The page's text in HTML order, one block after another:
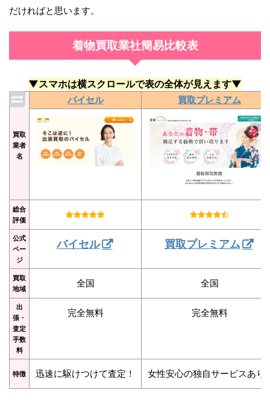
だければと思います。
着物買取業社簡易比較表
▼スマホは横スクロールで表の全体が見えます▼
買取
業者
名
バイセル 買取プレミアム
総合
評価
公式
ペー
ジ
バイセル 買取プレミアム
買取
地域
全国 全国
出
張・
査定
手数
料
完全無料 完全無料
特徴 迅速に駆けつけて査定！ 女性安心の独自サービスあり